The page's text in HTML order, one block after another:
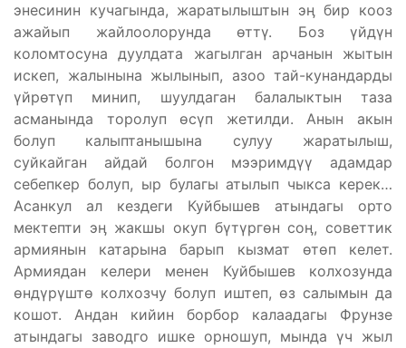
энесинин кучагында, жаратылыштын эӊ бир кооз
ажайып жайлоолорунда өттү. Боз үйдүн
коломтосуна дуулдата жагылган арчанын жытын
искеп, жалынына жылынып, азоо тай-кунандарды
үйрөтүп минип, шуулдаган балалыктын таза
асманында торолуп өсүп жетилди. Анын акын
болуп калыптанышына сулуу жаратылыш,
суйкайган айдай болгон мээримдүү адамдар
себепкер болуп, ыр булагы атылып чыкса керек…
Асанкул ал кездеги Куйбышев атындагы орто
мектепти эӊ жакшы окуп бүтүргөн соӊ, советтик
армиянын катарына барып кызмат өтөп келет.
Армиядан келери менен Куйбышев колхозунда
өндүрүштө колхозчу болуп иштеп, өз салымын да
кошот. Андан кийин борбор калаадагы Фрунзе
атындагы заводго ишке орношуп, мында үч жыл